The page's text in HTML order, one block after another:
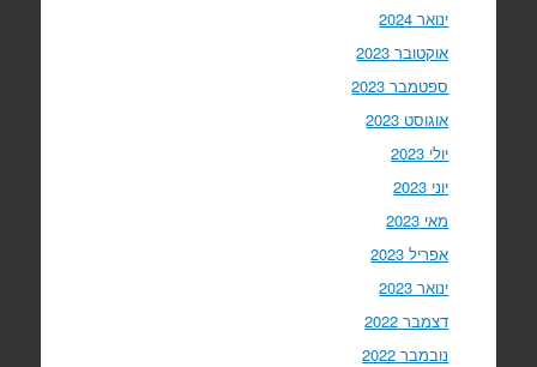
ינואר 2024
אוקטובר 2023
ספטמבר 2023
אוגוסט 2023
יולי 2023
יוני 2023
מאי 2023
אפריל 2023
ינואר 2023
דצמבר 2022
נובמבר 2022